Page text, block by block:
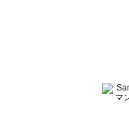
Wpc.（